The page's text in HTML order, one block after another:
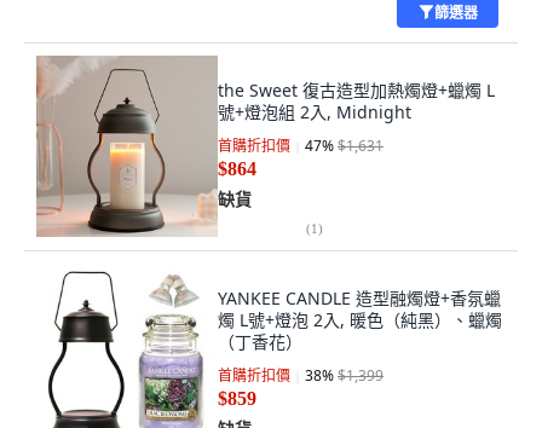
篩選器
the Sweet 復古造型加熱燭燈+蠟燭 L
號+燈泡組 2入, Midnight
首購折扣價 47%$1,631
$864
缺貨
(1)
YANKEE CANDLE 造型融燭燈+香氛蠟
燭 L號+燈泡 2入, 暖色（純黑）、蠟燭
（丁香花）
首購折扣價 38%$1,399
$859